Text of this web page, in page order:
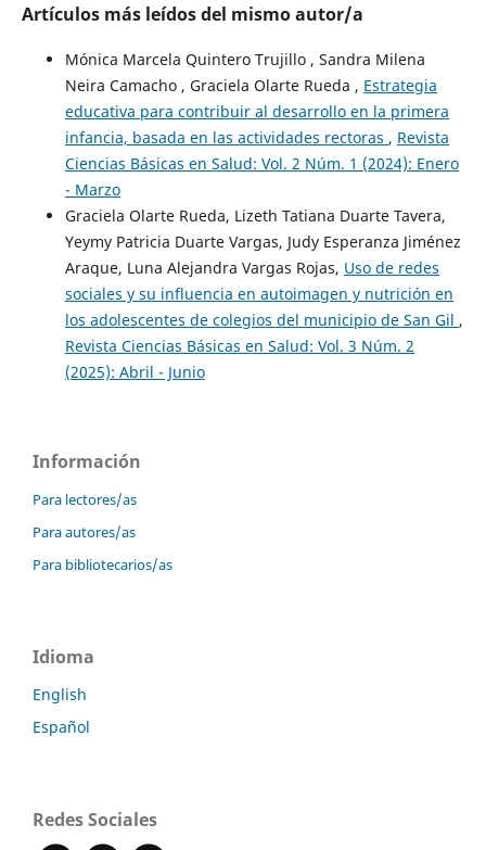
Artículos más leídos del mismo autor/a
Mónica Marcela Quintero Trujillo , Sandra Milena
Neira Camacho , Graciela Olarte Rueda , Estrategia
educativa para contribuir al desarrollo en la primera
infancia, basada en las actividades rectoras , Revista
Ciencias Básicas en Salud: Vol. 2 Núm. 1 (2024): Enero
- Marzo
Graciela Olarte Rueda, Lizeth Tatiana Duarte Tavera,
Yeymy Patricia Duarte Vargas, Judy Esperanza Jiménez
Araque, Luna Alejandra Vargas Rojas, Uso de redes
sociales y su influencia en autoimagen y nutrición en
los adolescentes de colegios del municipio de San Gil ,
Revista Ciencias Básicas en Salud: Vol. 3 Núm. 2
(2025): Abril - Junio
Información
Para lectores/as
Para autores/as
Para bibliotecarios/as
Idioma
English
Español
Redes Sociales